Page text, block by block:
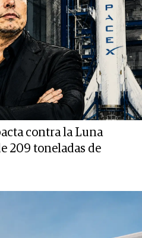
contra la Luna
209 toneladas de